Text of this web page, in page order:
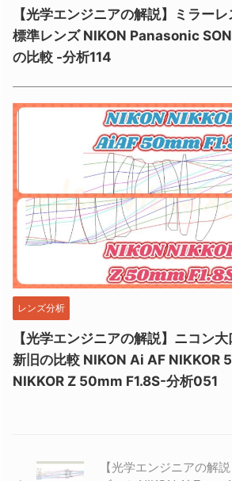
【光学エンジニアの解説】ミラー
標準レンズ NIKON Panasonic
の比較 -分析114
レンズ分析
【光学エンジニアの解説】ニコン
新旧の比較 NIKON Ai AF NIKKOR
NIKKOR Z 50mm F1.8S-分析051
【光学エンジニアの解